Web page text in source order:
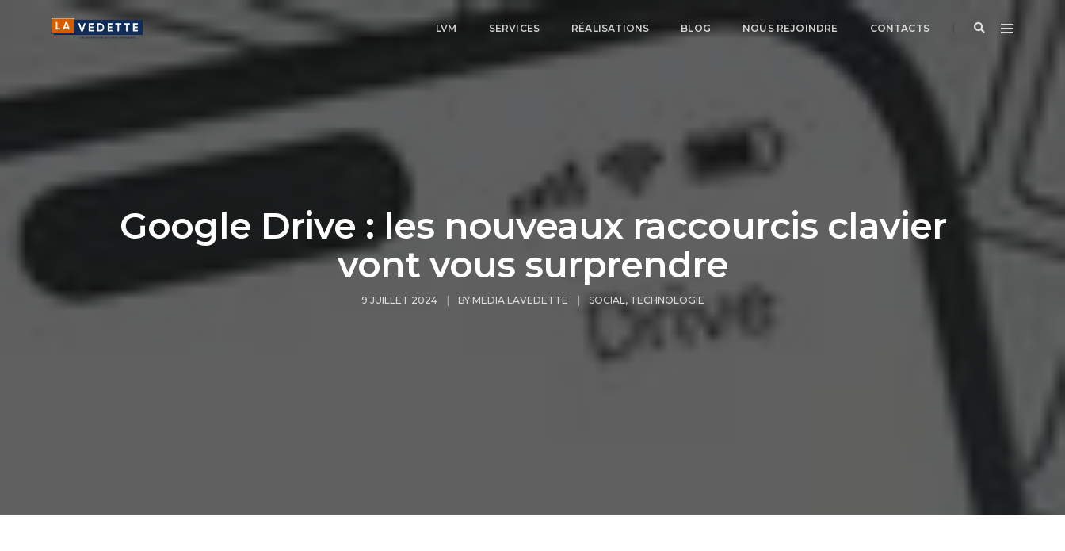
LVM SERVICES RÉALISATIONS BLOG NOUS REJOINDRE CONTACTS
Google Drive : les nouveaux raccourcis clavier
vont vous surprendre
9 JUILLET 2024 BY MEDIA.LAVEDETTE SOCIAL, TECHNOLOGIE